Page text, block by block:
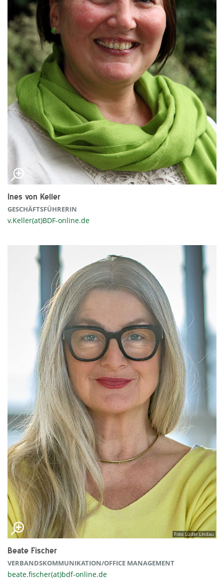
Ines von Keller
GESCHÄFTSFÜHRERIN
v.Keller(at)BDF-online.de
Foto: Lüder Lindau
Beate Fischer
VERBANDSKOMMUNIKATION/OFFICE MANAGEMENT
beate.fischer(at)bdf-online.de